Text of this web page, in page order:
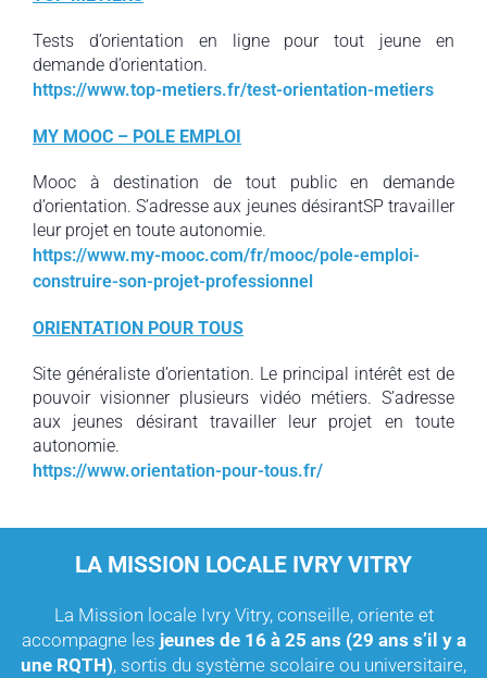
Tests d’orientation en ligne pour tout jeune en
demande d’orientation.
https://www.top-metiers.fr/test-orientation-metiers
MY MOOC – POLE EMPLOI
Mooc à destination de tout public en demande
d’orientation. S’adresse aux jeunes désirantSP travailler
leur projet en toute autonomie.
https://www.my-mooc.com/fr/mooc/pole-emploi-
construire-son-projet-professionnel
ORIENTATION POUR TOUS
Site généraliste d’orientation. Le principal intérêt est de
pouvoir visionner plusieurs vidéo métiers. S’adresse
aux jeunes désirant travailler leur projet en toute
autonomie.
https://www.orientation-pour-tous.fr/
LA MISSION LOCALE IVRY VITRY
La Mission locale Ivry Vitry, conseille, oriente et
accompagne les jeunes de 16 à 25 ans (29 ans s’il y a
une RQTH), sortis du système scolaire ou universitaire,